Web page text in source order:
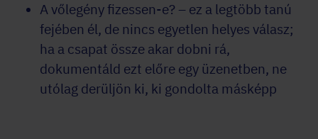
A vőlegény fizessen-e? – ez a legtöbb tanú
fejében él, de nincs egyetlen helyes válasz;
ha a csapat össze akar dobni rá,
dokumentáld ezt előre egy üzenetben, ne
utólag derüljön ki, ki gondolta másképp